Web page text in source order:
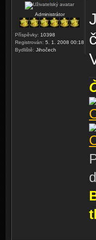
Administrátor
Příspěvky: 10398
Registrován: 5. 1. 2008 00:18
Bydliště: Jihočech